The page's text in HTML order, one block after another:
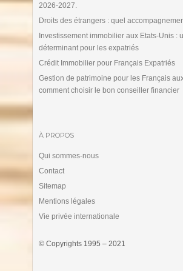
2026-2027.
Droits des étrangers : quel
Investissement immobilier aux Etats-Unis :
déterminant pour les expatriés
Crédit Immobilier pour Français Expatriés
Gestion de patrimoine pour les Français
comment choisir le bon conseiller financier
À PROPOS
Qui sommes-nous
Contact
Sitemap
Mentions légales
Vie privée internationale
© Copyrights 1995 – 2021